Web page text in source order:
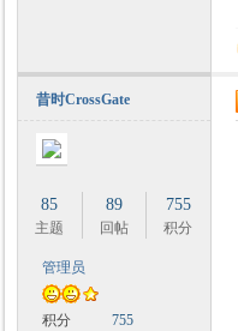
昔时CrossGate
85
主题
89
回帖
755
积分
管理员
积分 755